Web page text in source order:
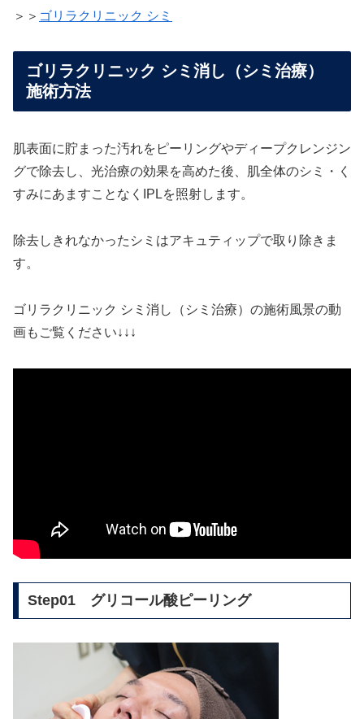
＞＞ ゴリラクリニック シミ
ゴリラクリニック シミ消し（シミ治療）
施術方法
肌表面に貯まった汚れをピーリングやディープクレンジン
グで除去し、光治療の効果を高めた後、肌全体のシミ・く
すみにあますことなくIPLを照射します。
除去しきれなかったシミはアキュティップで取り除きま
す。
ゴリラクリニック シミ消し（シミ治療）の施術風景の動
画もご覧ください↓↓↓
Step01 グリコール酸ピーリング